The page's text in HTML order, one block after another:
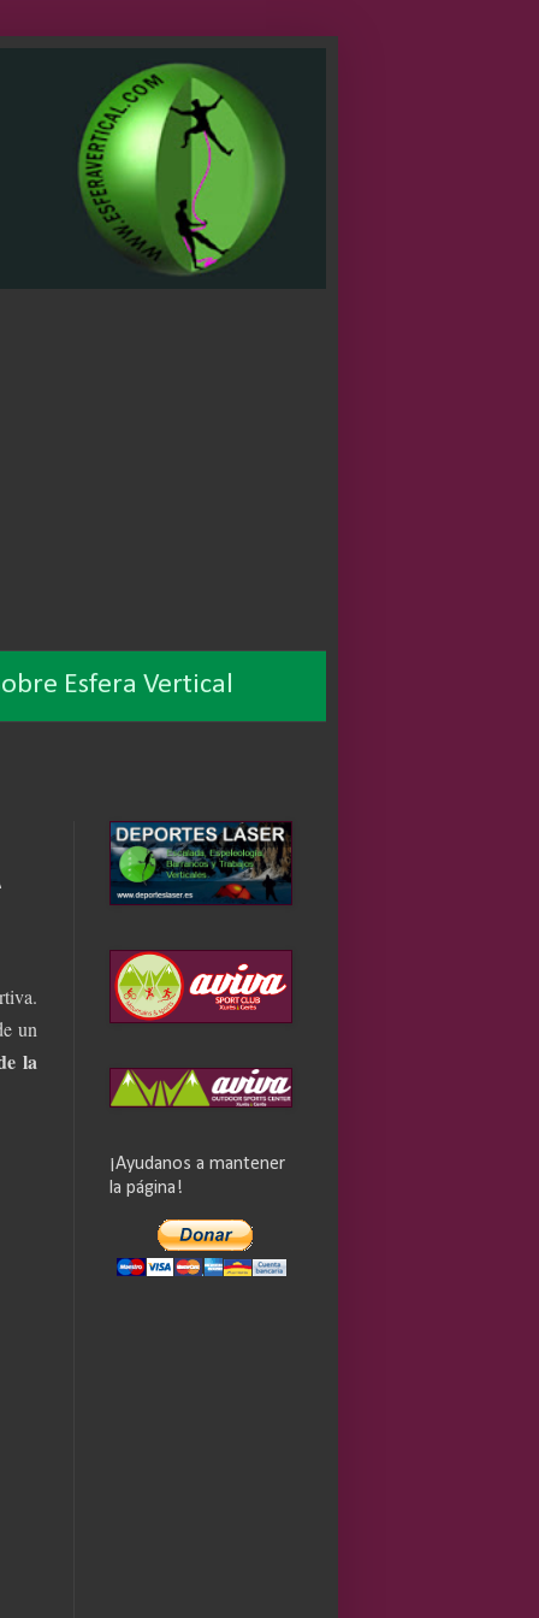
Esfera Vertical
un
la
¡Ayudanos a mantener
la página!